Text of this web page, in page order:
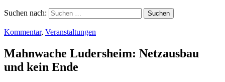
Suchen nach:
Kommentar, Veranstaltungen
Mahn­wa­che Luders­heim: Netz­aus­bau
und kein Ende